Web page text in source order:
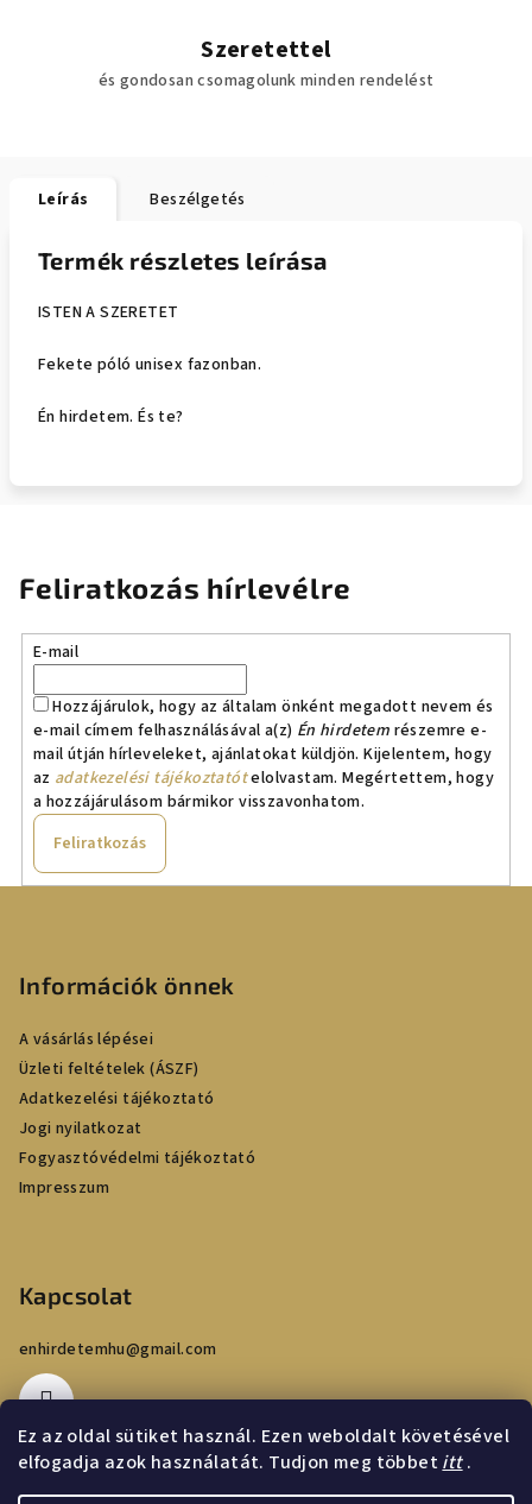
Ez az oldal sütiket használ. Ezen weboldalt követésével
elfogadja azok használatát. Tudjon meg többetitt.
Szeretettel
és gondosan csomagolunk minden rendelést
Leírás Beszélgetés
Termék részletes leírása
ISTEN A SZERETET
Fekete póló unisex fazonban.
Én hirdetem. És te?
Feliratkozás hírlevélre
E-mail
Hozzájárulok, hogy az általam önként megadott nevem és
e-mail címem felhasználásával a(z) Én hirdetem részemre e-
mail útján hírleveleket, ajánlatokat küldjön. Kijelentem, hogy
az adatkezelési tájékoztatótelolvastam. Megértettem, hogy
a hozzájárulásom bármikor visszavonhatom.
Feliratkozás
Információk önnek
A vásárlás lépései
Üzleti feltételek (ÁSZF)
Adatkezelési tájékoztató
Jogi nyilatkozat
Fogyasztóvédelmi tájékoztató
Impresszum
Kapcsolat
enhirdetemhu@gmail.com